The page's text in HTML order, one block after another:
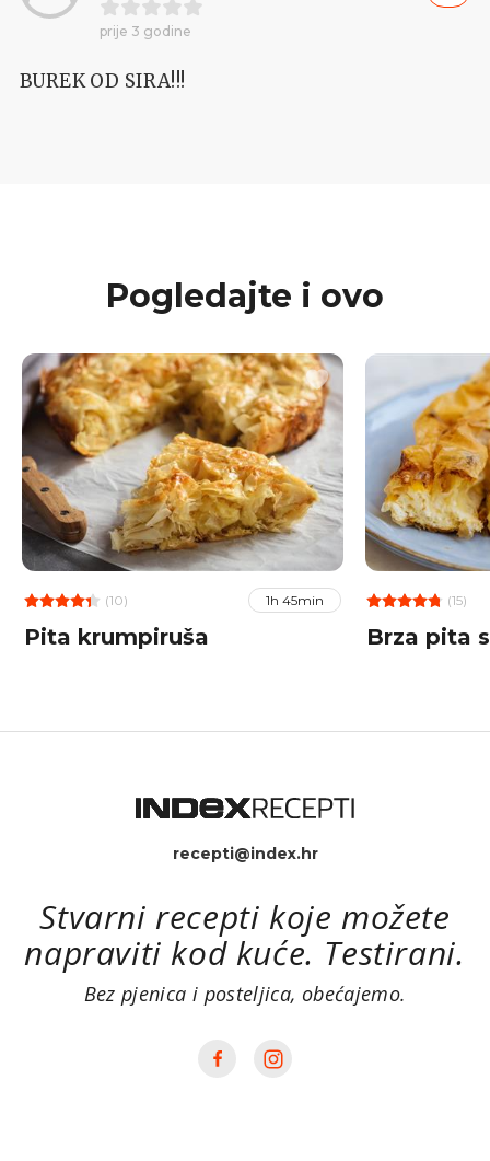
prije 3 godine
BUREK OD SIRA!!!
Pogledajte i ovo
(10) 1h 45min
Pita krumpiruša
(15)
Brza pita
recepti@index.hr
Stvarni recepti koje možete
napraviti kod kuće. Testirani.
Bez pjenica i posteljica, obećajemo.